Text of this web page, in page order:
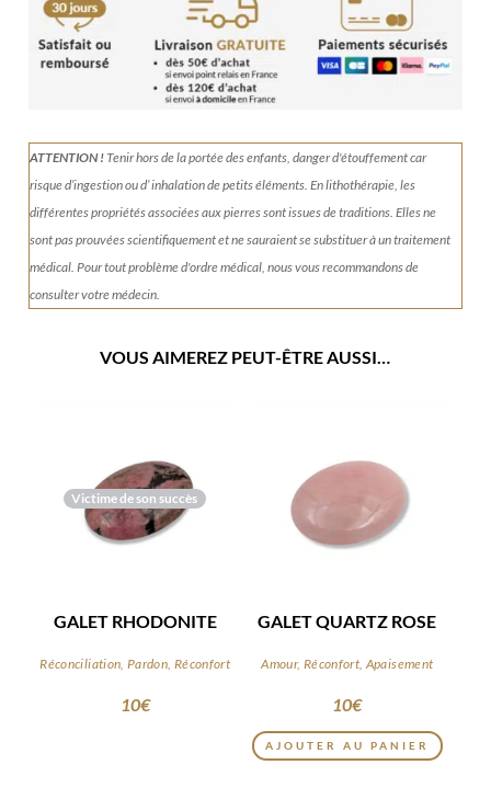
ATTENTION !Tenirhors de la portée des enfants, danger d'étouffement car
risque d’ingestion ou d’ inhalation de petits éléments.En lithothérapie, les
différentes propriétés associées aux pierres sont issues de traditions. Elles ne
sont pas prouvées scientifiquement et ne sauraient se substituer à un traitement
médical. Pour tout problème d'ordre médical, nous vous recommandons de
consulter votre médecin.
VOUS AIMEREZ PEUT-ÊTRE AUSSI…
Victime de son succès
GALET RHODONITE
Réconciliation, Pardon, Réconfort
10€
GALET QUARTZ ROSE
Amour, Réconfort, Apaisement
10€
AJOUTER AU PANIER